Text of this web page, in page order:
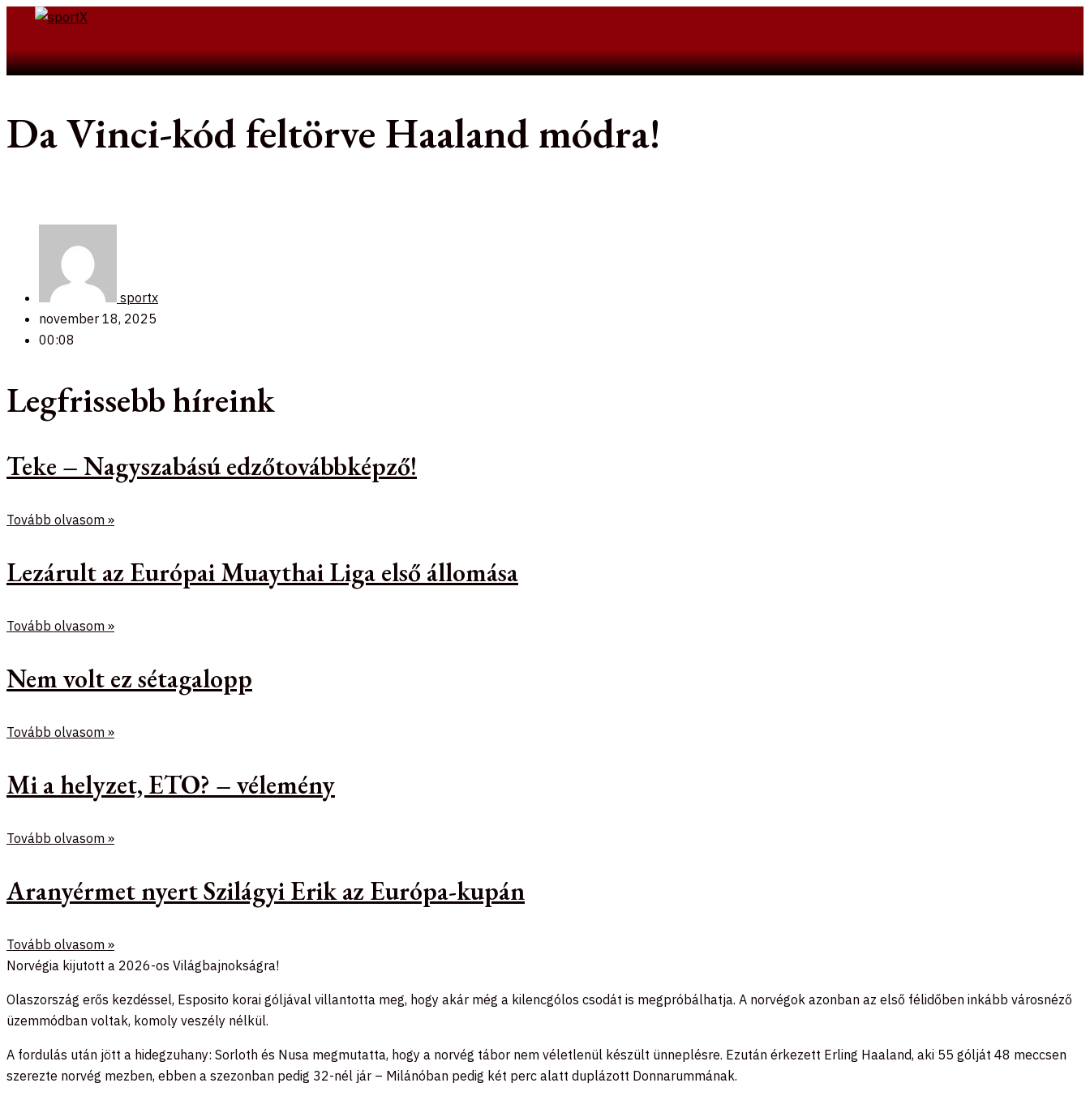
Skip
contentSearch
Da Vinci-kód feltörve Haaland módra!
sportx
november 18, 2025
00:08
Legfrissebb híreink
Teke – Nagyszabású edzőtovábbképző!
Tovább olvasom »
Lezárult az Európai Muaythai Liga első állomása
Tovább olvasom »
Nem volt ez sétagalopp
Tovább olvasom »
Mi a helyzet, ETO? – vélemény
Tovább olvasom »
Aranyérmet nyert Szilágyi Erik az Európa-kupán
Tovább olvasom »
Norvégia kijutott a 2026-os Világbajnokságra!
Olaszország erős kezdéssel, Esposito korai góljával villantotta meg, hogy akár még a kilencgólos csodát is megpróbálhatja. A norvégok azonban az első félidőben inkább városnéző
üzemmódban voltak, komoly veszély nélkül.
A fordulás után jött a hidegzuhany: Sorloth és Nusa megmutatta, hogy a norvég tábor nem véletlenül készült ünneplésre. Ezután érkezett Erling Haaland, aki 55 gólját 48 meccsen
szerezte norvég mezben, ebben a szezonban pedig 32-nél jár – Milánóban pedig két perc alatt duplázott Donnarummának.